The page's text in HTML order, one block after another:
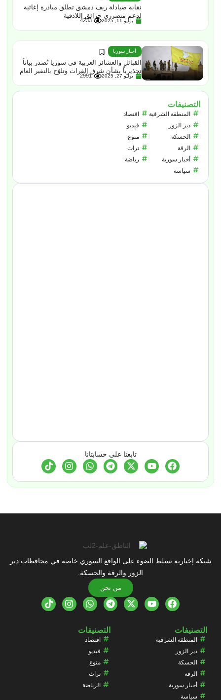
نقابة صيادلة ريف دمشق تطلق مبادرة إغاثية
لدعم متضرري حرائق اللاذقية
يوليو 11, 2025 4233
أخبار سوريا
القبائل والعشائر العربية في سوريا تُصدر بياناً
تحذيرياً بشأن شرق الفرات وتلوّح بالنفير العام
يوليو 27, 2025 2991
التصنيفات
المنطقة الشرقية
دير الزور
الحسكة
الرقة
أخبار سورية
سياسة
اقتصاد
فيديو
منوع
تراث
رياضة
تابعنا على حسابتانا
شبكة إخبارية تسلط الضوء على الواقع السوري خاصة في محافظات دير
الزور والرقة والحسكة.
من نحن
التصنيفات
المنطقة الشرقية
دير الزور
الحسكة
الرقة
أخبار سورية
سياسة
التصنيفات
اقتصاد
فيديو
منوع
تراث
الرياضة